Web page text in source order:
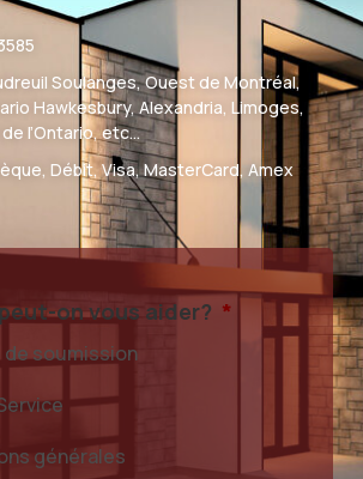
Soulanges, Ouest de Montréal,
Hawkesbury, Alexandria, Limoges,
l’Ontario, etc…
Débit, Visa, MasterCard, Amex
on vous aider? *
de soumission
générales